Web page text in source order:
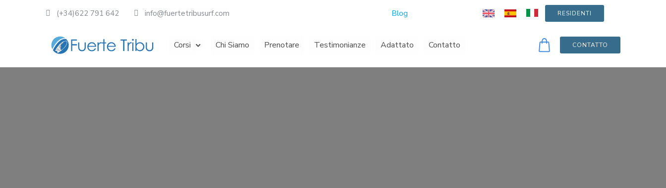
(+34)622 791 642 info@fuertetribusurf.com Blog RESIDENTI
Corsi Chi Siamo Prenotare Testimonianze Adattato Contatto CONTATTO